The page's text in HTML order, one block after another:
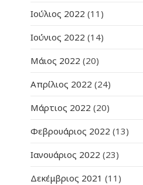
Ιούλιος 2022 (11)
Ιούνιος 2022 (14)
Μάιος 2022 (20)
Απρίλιος 2022 (24)
Μάρτιος 2022 (20)
Φεβρουάριος 2022 (13)
Ιανουάριος 2022 (23)
Δεκέμβριος 2021 (11)